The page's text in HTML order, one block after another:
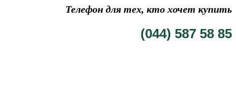
Телефон для тех, кто хочет купить
(044) 587 58 85